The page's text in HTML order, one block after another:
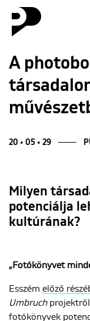
A
20 • 05 • 29
Milyen
potenciálja
kultúrának?
„Fotókönyvet
Esszém előző
Umbruch
fotókönyvek